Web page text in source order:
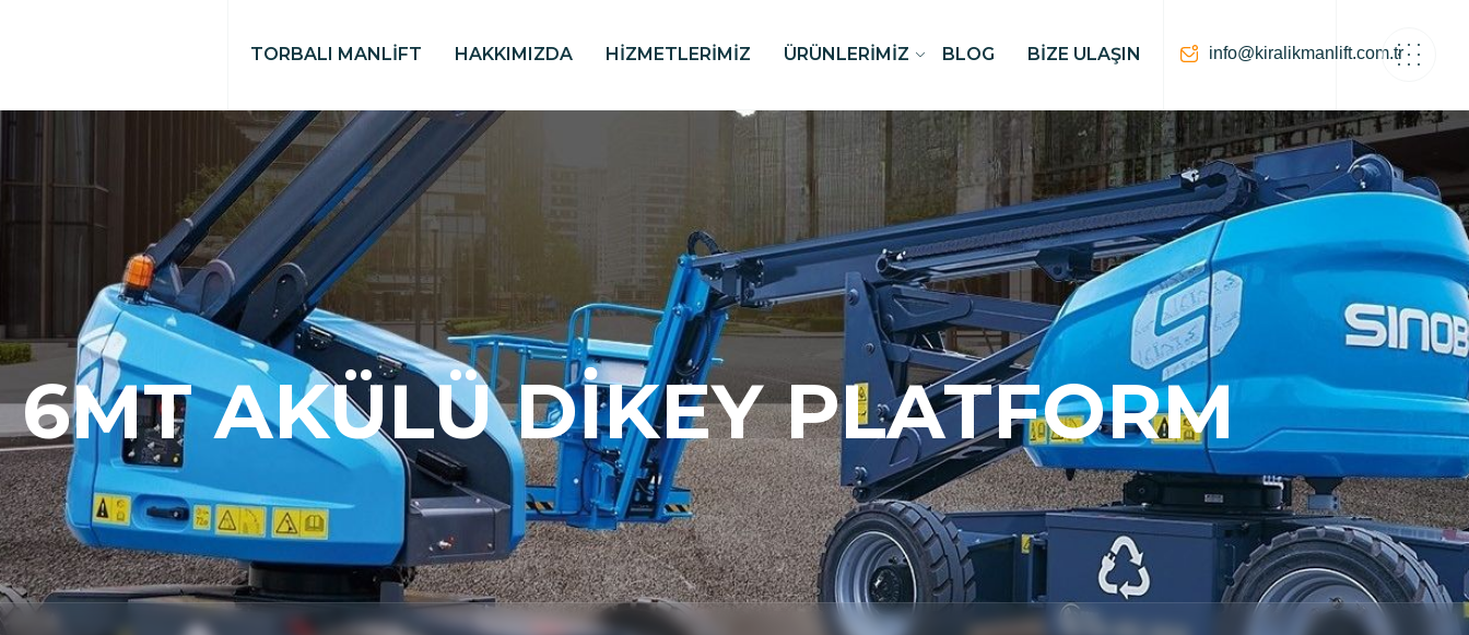
TORBALI MANLİFT HAKKIMIZDA HIZMETLERIMIZ ÜRÜNLERIMIZ BLOG BIZE ULAŞIN info@kiralikmanlift.com.tr
6MT AKÜLÜ DIKEY PLATFORM